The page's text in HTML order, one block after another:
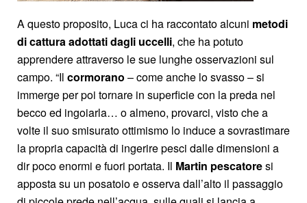
A questo proposito, Luca ci ha raccontato alcuni metodi
di cattura adottati dagli uccelli, che ha potuto
apprendere attraverso le sue lunghe osservazioni sul
campo. “Il cormorano – come anche lo svasso – si
immerge per poi tornare in superficie con la preda nel
becco ed ingoiarla… o almeno, provarci, visto che a
volte il suo smisurato ottimismo lo induce a sovrastimare
la propria capacità di ingerire pesci dalle dimensioni a
dir poco enormi e fuori portata. Il Martin pescatoresi
apposta su un posatoio e osserva dall’alto il passaggio